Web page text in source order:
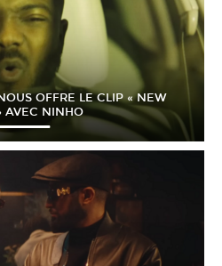
OFFRE LE CLIP « NEW
AVEC NINHO